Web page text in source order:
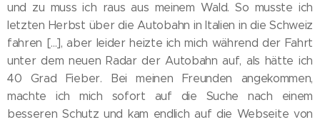
und zu muss ich raus aus meinem Wald. So musste ich
letzten Herbst über die Autobahn in Italien in die Schweiz
fahren [...], aber leider heizte ich mich während der Fahrt
unter dem neuen Radar der Autobahn auf, als hätte ich
40 Grad Fieber. Bei meinen Freunden angekommen,
machte ich mich sofort auf die Suche nach einem
besseren Schutz und kam endlich auf die Webseite von